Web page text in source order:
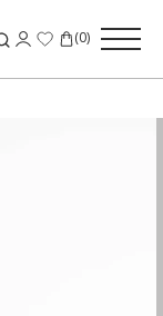
(0)